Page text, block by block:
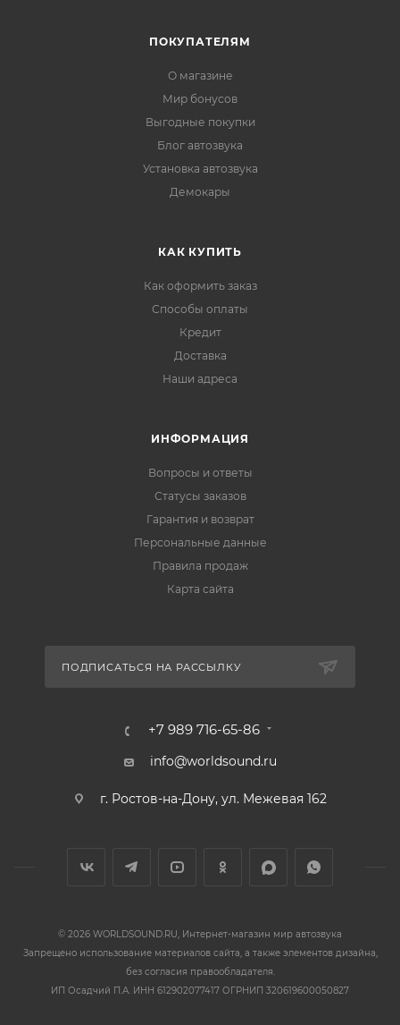
ПОКУПАТЕЛЯМ
О магазине
Мир бонусов
Выгодные покупки
Блог автозвука
Установка автозвука
Демокары
КАК КУПИТЬ
Как оформить заказ
Способы оплаты
Кредит
Доставка
Наши адреса
ИНФОРМАЦИЯ
Вопросы и ответы
Статусы заказов
Гарантия и возврат
Персональные данные
Правила продаж
Карта сайта
ПОДПИСАТЬСЯ НА РАССЫЛКУ
+7 989 716-65-86
info@worldsound.ru
г. Ростов-на-Дону, ул. Межевая 162
© 2026 WORLDSOUND.RU, Интернет-магазин мир автозвука
Запрещено использование материалов сайта, а также элементов дизайна,
без согласия правообладателя.
ИП Осадчий П.А. ИНН 612902077417 ОГРНИП 320619600050827